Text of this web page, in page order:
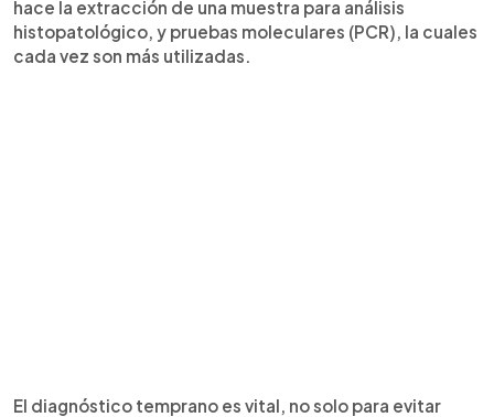
hace la extracción de una muestra para análisis
histopatológico, y pruebas moleculares (PCR), la cuales
cada vez son más utilizadas.
El diagnóstico temprano es vital, no solo para evitar